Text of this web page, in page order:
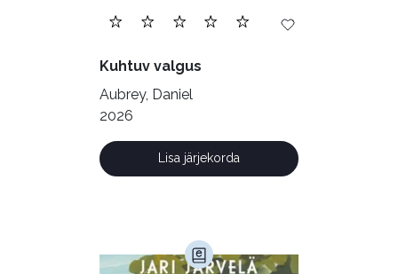
Krimi ja põnevik (1286)
Kultuur ja teadus (45)
Kunst ja looming (86)
Laste- ja noortekirjandus (581)
Loodusteadus (32)
Kuhtuv valgus
Aubrey, Daniel
2026
Lisa järjekorda